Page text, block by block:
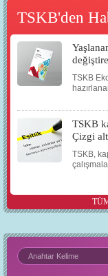
20
TEM
2013
21
TEM
2013
TSKB'den
TSKB
TSKB
Çizgi
TSKB,